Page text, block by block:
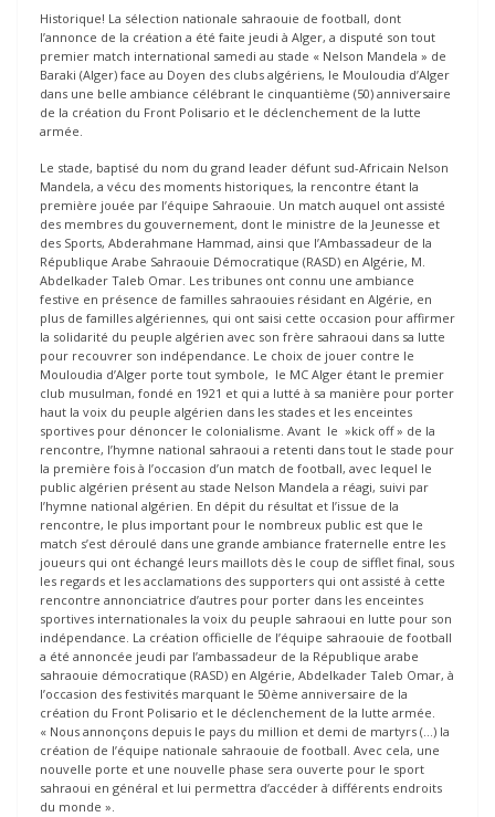
Historique! La sélection nationale sahraouie de football, dont
l’annonce de la création a été faite jeudi à Alger, a disputé son tout
premier match international samedi au stade « Nelson Mandela » de
Baraki (Alger) face au Doyen des clubs algériens, le Mouloudia d’Alger
dans une belle ambiance célébrant le cinquantième (50) anniversaire
de la création du Front Polisario et le déclenchement de la lutte
armée.
Le stade, baptisé du nom du grand leader défunt sud-Africain Nelson
Mandela, a vécu des moments historiques, la rencontre étant la
première jouée par l’équipe Sahraouie. Un match auquel ont assisté
des membres du gouvernement, dont le ministre de la Jeunesse et
des Sports, Abderahmane Hammad, ainsi que l’Ambassadeur de la
République Arabe Sahraouie Démocratique (RASD) en Algérie, M.
Abdelkader Taleb Omar. Les tribunes ont connu une ambiance
festive en présence de familles sahraouies résidant en Algérie, en
plus de familles algériennes, qui ont saisi cette occasion pour affirmer
la solidarité du peuple algérien avec son frère sahraoui dans sa lutte
pour recouvrer son indépendance. Le choix de jouer contre le
Mouloudia d’Alger porte tout symbole, le MC Alger étant le premier
club musulman, fondé en 1921 et qui a lutté à sa manière pour porter
haut la voix du peuple algérien dans les stades et les enceintes
sportives pour dénoncer le colonialisme. Avant le »kick off » de la
rencontre, l’hymne national sahraoui a retenti dans tout le stade pour
la première fois à l’occasion d’un match de football, avec lequel le
public algérien présent au stade Nelson Mandela a réagi, suivi par
l’hymne national algérien. En dépit du résultat et l’issue de la
rencontre, le plus important pour le nombreux public est que le
match s’est déroulé dans une grande ambiance fraternelle entre les
joueurs qui ont échangé leurs maillots dès le coup de sifflet final, sous
les regards et les acclamations des supporters qui ont assisté à cette
rencontre annonciatrice d’autres pour porter dans les enceintes
sportives internationales la voix du peuple sahraoui en lutte pour son
indépendance. La création officielle de l’équipe sahraouie de football
a été annoncée jeudi par l’ambassadeur de la République arabe
sahraouie démocratique (RASD) en Algérie, Abdelkader Taleb Omar, à
l’occasion des festivités marquant le 50ème anniversaire de la
création du Front Polisario et le déclenchement de la lutte armée.
« Nous annonçons depuis le pays du million et demi de martyrs (…) la
création de l’équipe nationale sahraouie de football. Avec cela, une
nouvelle porte et une nouvelle phase sera ouverte pour le sport
sahraoui en général et lui permettra d’accéder à différents endroits
du monde ».